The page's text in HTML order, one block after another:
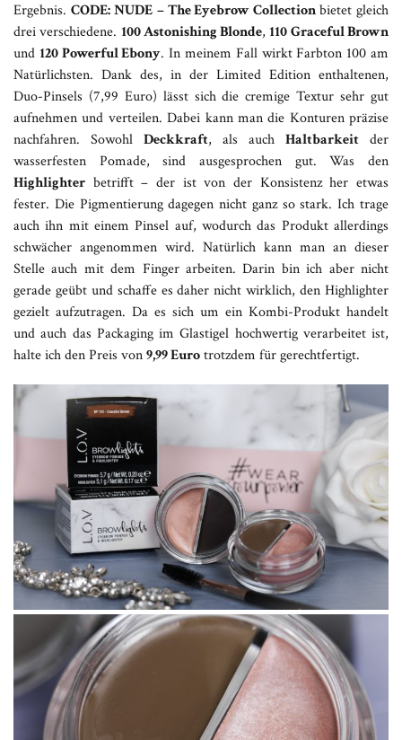
Ergebnis. CODE: NUDE – The Eyebrow Collectionbietet gleich
drei verschiedene. 100 Astonishing Blonde,110 Graceful Brown
und 120 Powerful Ebony. In meinem Fall wirkt Farbton 100 am
Natürlichsten. Dank des, in der Limited Edition enthaltenen,
Duo-Pinsels (7,99 Euro) lässt sich die cremige Textur sehr gut
aufnehmen und verteilen. Dabei kann man die Konturen präzise
nachfahren. Sowohl Deckkraft, als auch Haltbarkeit der
wasserfesten Pomade, sind ausgesprochen gut. Was den
Highlighter betrifft – der ist von der Konsistenz her etwas
fester. Die Pigmentierung dagegen nicht ganz so stark. Ich trage
auch ihn mit einem Pinsel auf, wodurch das Produkt allerdings
schwächer angenommen wird. Natürlich kann man an dieser
Stelle auch mit dem Finger arbeiten. Darin bin ich aber nicht
gerade geübt und schaffe es daher nicht wirklich, den Highlighter
gezielt aufzutragen. Da es sich um ein Kombi-Produkt handelt
und auch das Packaging im Glastigel hochwertig verarbeitet ist,
halte ich den Preis von9,99 Eurotrotzdem für gerechtfertigt.